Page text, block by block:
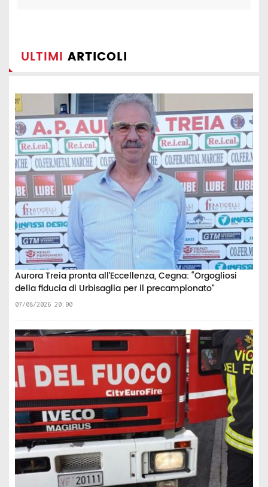
ULTIMI ARTICOLI
Aurora Treia pronta all’Eccellenza, Cegna: “Orgogliosi
della fiducia di Urbisaglia per il precampionato”
07/08/2026 20:00